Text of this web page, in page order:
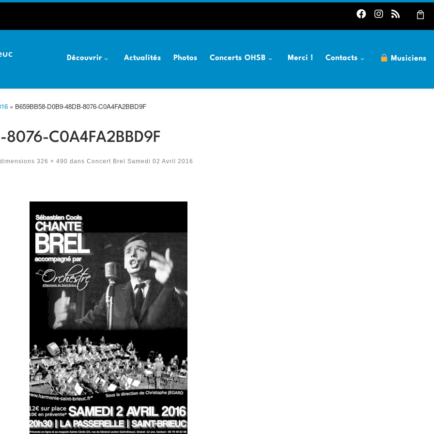
Découvrir Actualités Photos Concerts OHSB Merci ! Contacts Musiciens
» B659BB58-D0B9-48DB-8076-C0A4FA2BBD9F
C0A4FA2BBD9F
326 × 490 dans Concert Brel Samedi 02 Avril 2016